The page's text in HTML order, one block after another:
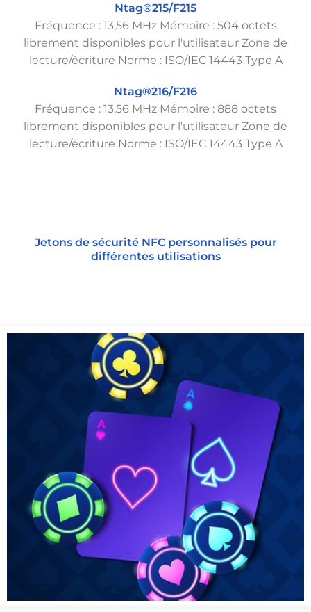
Ntag®215/F215
Fréquence : 13,56 MHz Mémoire : 504 octets
librement disponibles pour l'utilisateur Zone de
lecture/écriture Norme : ISO/IEC 14443 Type A
Ntag®216/F216
Fréquence : 13,56 MHz Mémoire : 888 octets
librement disponibles pour l'utilisateur Zone de
lecture/écriture Norme : ISO/IEC 14443 Type A
Jetons de sécurité NFC personnalisés pour
différentes utilisations